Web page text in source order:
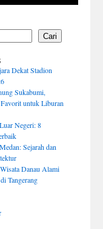
Cari
Dekat Stadion
Sukabumi,
untuk Liburan
Negeri: 8
Sejarah dan
Danau Alami
Tangerang